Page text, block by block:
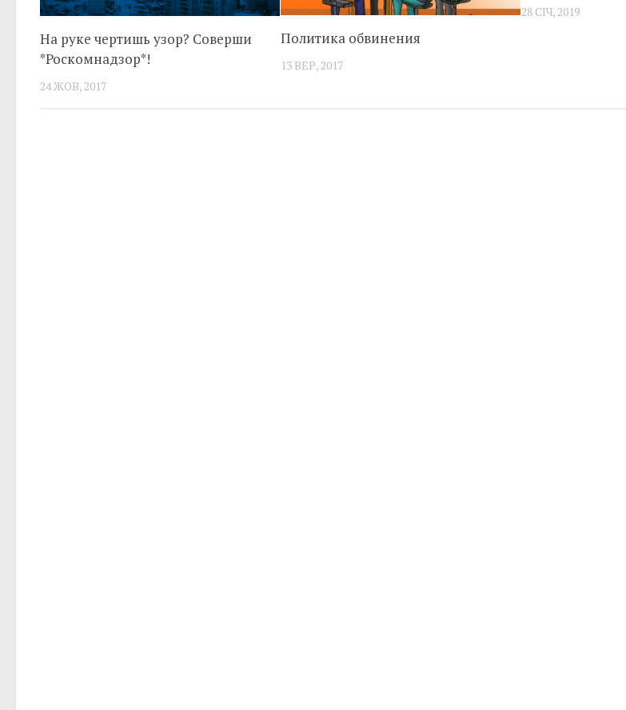
На руке чертишь узор? Соверши
*Роскомнадзор*!
24 ЖОВ, 2017
Политика обвинения
13 ВЕР, 2017
28 СІЧ, 2019